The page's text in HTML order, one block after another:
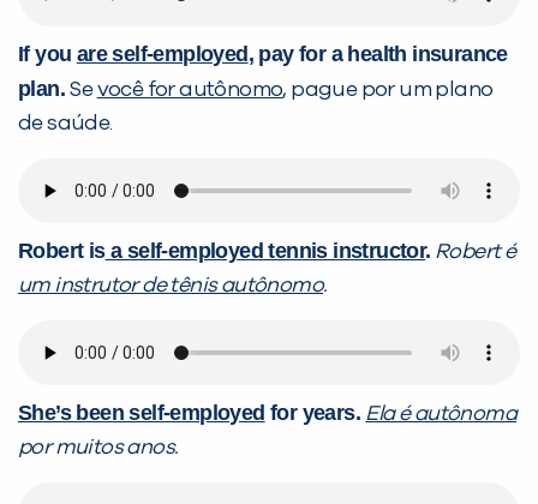
If you are self-employed , pay for a health insurance
plan. Sevocê for autônomo, pague por um plano
de saúde.
Robert isa self-employed tennis instructor. Robert é
um instrutor de tênis autônomo.
She’s been self-employed for years. Ela é autônoma
por muitos anos.